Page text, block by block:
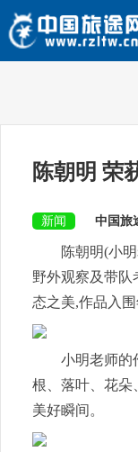
陈朝明 荣
新闻 中国旅
陈朝明(小
野外观察及带队
态之美,作品入
小明老师的
根、落叶、花朵
美好瞬间。